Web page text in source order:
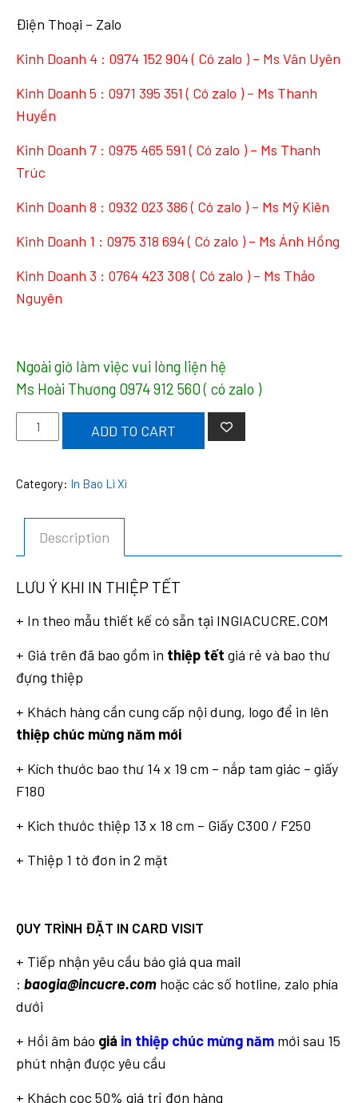
Điện Thoại – Zalo
Kinh Doanh 4 : 0974 152 904( Có zalo ) – Ms Vân Uyên
Kinh Doanh 5 : 0971 395 351 ( Có zalo ) – Ms Thanh
Huyền
Kinh Doanh 7 : 0975 465 591 ( Có zalo ) – Ms Thanh
Trúc
Kinh Doanh 8 : 0932 023 386( Có zalo ) – Ms Mỹ Kiên
Kinh Doanh 1 : 0975 318 694( Có zalo ) – Ms Ánh Hồng
Kinh Doanh 3 : 0764 423 308( Có zalo ) – Ms Thảo
Nguyên
Ngoài giờ làm việc vui lòng liện hệ
Ms Hoài Thương 0974 912 560( có zalo )
Thiệp
Giá
ADD TO CART
Category: In Bao Lì Xì
Description
LƯU Ý KHI IN THIỆP TẾT
+ In theo mẫu thiết kế có sẵn tại INGIACUCRE.COM
+ Giá trên đã bao gồm in thiệp tết giá rẻ và bao thư
đựng thiệp
+ Khách hàng cần cung cấp nội dung, logo để in lên
thiệp chúc mừng năm mới
+ Kích thước bao thư 14 x 19 cm – nắp tam giác – giấy
F180
+ Kich thước thiệp 13 x 18 cm – Giấy C300 / F250
+ Thiệp 1 tờ đơn in 2 mặt
QUY TRÌNH ĐẶT IN CARD VISIT
+ Tiếp nhận yêu cầu báo giá qua mail
: baogia@incucre.com hoặc các số hotline, zalo phía
dưới
+ Hồi âm báo giá in thiệp chúc mừng năm mới sau 15
phút nhận được yêu cầu
+ Khách cọc 50% giá trị đơn hàng